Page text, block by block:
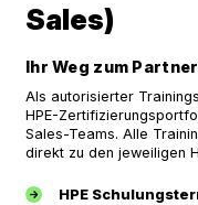
Sales)
Ihr Weg zum
Als autorisierter
HPE-
Sales-Teams. Alle
direkt zu den jeweiligen
HPE